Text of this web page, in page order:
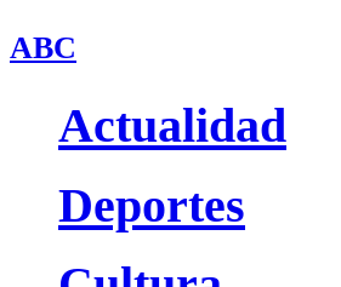
ABC
Actualidad
Deportes